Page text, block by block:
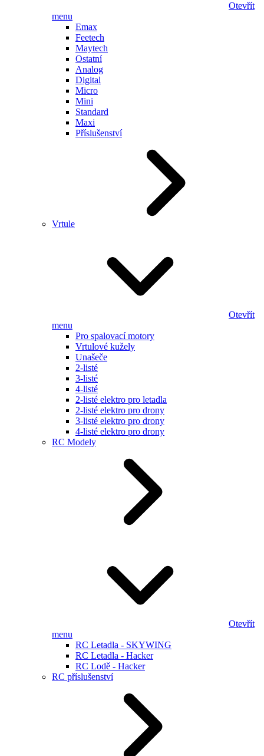
Otevřít
menu
Emax
Feetech
Maytech
Ostatní
Analog
Digital
Micro
Mini
Standard
Maxi
Příslušenství
Vrtule
Otevřít
menu
Pro spalovací motory
Vrtulové kužely
Unašeče
2-listé
3-listé
4-listé
2-listé elektro pro letadla
2-listé elektro pro drony
3-listé elektro pro drony
4-listé elektro pro drony
RC Modely
Otevřít
menu
RC Letadla - SKYWING
RC Letadla - Hacker
RC Lodě - Hacker
RC příslušenství